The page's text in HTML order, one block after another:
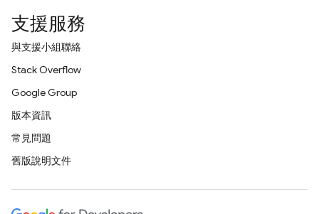
支援服務
與支援小組聯絡
Stack Overflow
Google Group
版本資訊
常見問題
舊版說明文件